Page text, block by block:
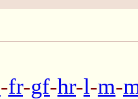
-fr-gf-hr-l-m-